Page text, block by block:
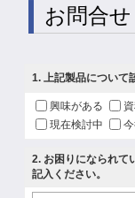
お問合せ
1. 上記製品について
興味がある
現在検討中
2. お困りになられて
記入ください。